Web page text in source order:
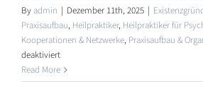
Byadmin | Dezember 11th, 2025 |
Praxisaufbau, Heilpraktiker, Heilpraktiker für
Kooperationen & Netzwerke, Praxisaufbau &
deaktiviertfür
Kooperationen
&
Read More